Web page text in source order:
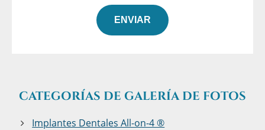
CATEGORÍAS DE GALERÍA DE FOTOS
Implantes Dentales All-on-4 ®